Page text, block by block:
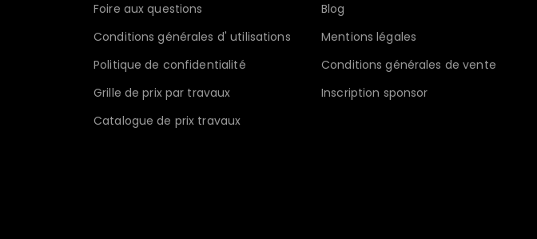
Foire aux questions
Conditions générales d' utilisations
Politique de confidentialité
Grille de prix par travaux
Catalogue de prix travaux
Blog
Mentions légales
Conditions générales de vente
Inscription sponsor